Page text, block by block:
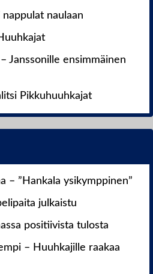
naulaan
Janssonille ensimmäinen
Pikkuhuuhkajat
– ”Hankala ysikymppinen”
julkaistu
positiivista tulosta
– Huuhkajille raakaa